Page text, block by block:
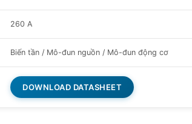
260 A
Biến tần / Mô-đun nguồn / Mô-đun động cơ
DOWNLOAD DATASHEET